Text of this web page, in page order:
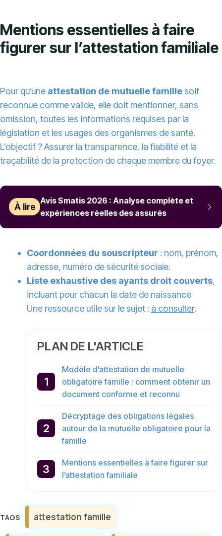
Mentions essentielles à faire
figurer sur l’attestation familiale
Pour qu’une attestation de mutuelle famille soit
reconnue comme valide, elle doit mentionner, sans
omission, toutes les informations requises par la
législation et les usages des organismes de santé.
L’objectif ? Assurer la transparence, la fiabilité et la
traçabilité de la protection de chaque membre du foyer.
À lire
Avis Smatis 2026 : Analyse complète et
expériences réelles des assurés
Coordonnées du souscripteur : nom, prénom,
adresse, numéro de sécurité sociale.
Liste exhaustive des ayants droit couverts,
incluant pour chacun la date de naissance
Une ressource utile sur le sujet : à consulter.
PLAN DE L'ARTICLE
Modèle d’attestation de mutuelle
obligatoire famille : comment obtenir un
document conforme et reconnu
Décryptage des obligations légales
autour de la mutuelle obligatoire pour la
famille
Mentions essentielles à faire figurer sur
l’attestation familiale
Étiquettes
attestation famille